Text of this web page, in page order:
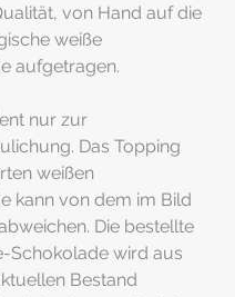
von Hand auf die
weiße
aufgetragen.
nur zur
Das Topping
weißen
kann von dem im Bild
Die bestellte
Schokolade wird aus
Bestand